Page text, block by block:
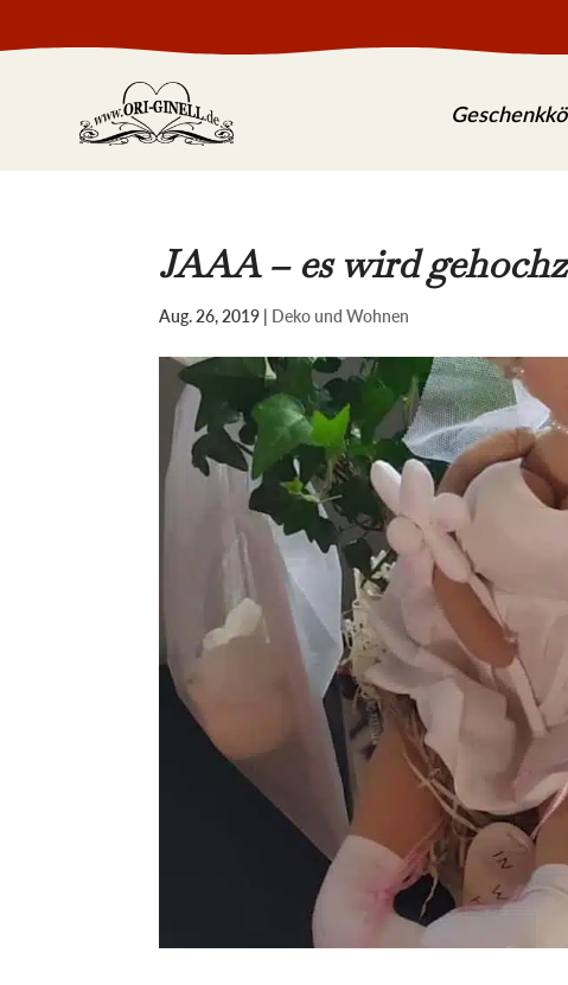
JAAA – es wird
Aug. 26, 2019 | Deko und Wohnen